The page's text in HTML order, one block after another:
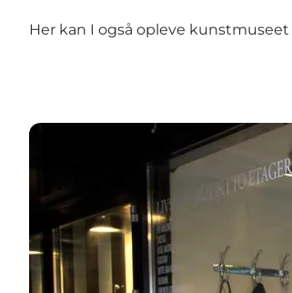
Her kan I også opleve kunstmuseet
Shop i byens mange butikker